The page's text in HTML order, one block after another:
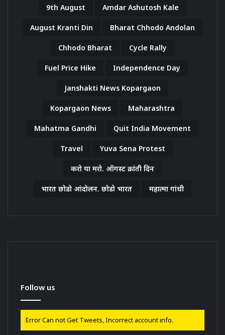
9th August Amdar Ashutosh Kale
August Kranti Din Bharat Chhodo Andolan
Chhodo Bharat Cycle Rally
Fuel Price Hike Independence Day
Janshakti News Kopargaon
Kopargaon News Maharashtra
Mahatma Gandhi Quit India Movement
Travel Yuva Sena Protest
करो या मरो. ऑगस्ट क्रांती दिन
भारत छोडो आंदोलन. छोडो भारत महात्मा गांधी
Follow us
Error Can not Get Tweets, Incorrect account info.